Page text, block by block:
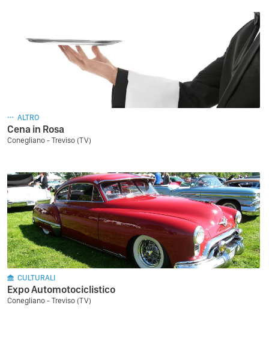
ALTRO
Cena in Rosa
Conegliano - Treviso (TV)
CULTURALI
Expo Automotociclistico
Conegliano - Treviso (TV)